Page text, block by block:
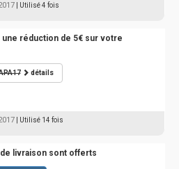
| Utilisé 4 fois
une réduction de 5€ sur votre
détails
| Utilisé 14 fois
livraison sont offerts